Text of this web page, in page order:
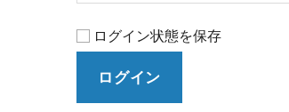
ログイン状態を保存
ログイン